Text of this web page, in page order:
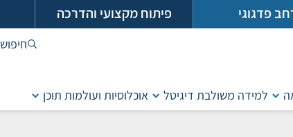
פדגוגי פיתוח מקצועי והדרכה
חיפוש
למידה משולבת דיגיטל אוכלוסיות ועולמות תוכן